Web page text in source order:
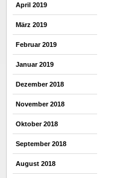
April 2019
März 2019
Februar 2019
Januar 2019
Dezember 2018
November 2018
Oktober 2018
September 2018
August 2018